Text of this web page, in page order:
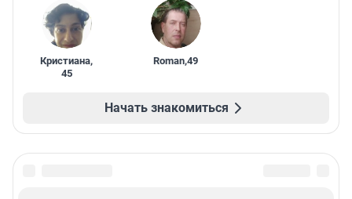
Кристиана,
45
Roman,49
Начать знакомиться